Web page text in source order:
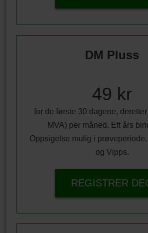
DM Pluss
49 kr
for de første 30 dagene,
MVA) per måned. Ett års
Oppsigelse mulig i
og Vipps.
REGISTRER